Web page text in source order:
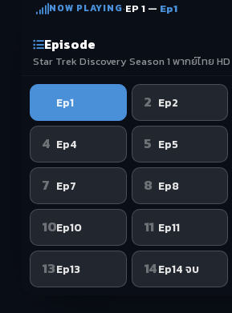
NOW PLAYING·EP 1 — Ep1
Episode
Star Trek Discovery Season 1 พากย์ไทย HD
Ep1 2 Ep2
4 Ep4 5 Ep5
7 Ep7 8 Ep8
10Ep10 11 Ep11
13Ep13 14Ep14 จบ